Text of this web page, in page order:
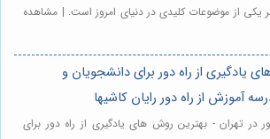
یکی از موضوعات کلیدی در دنیای امروز است. | مشاهده
یادگیری از راه دور برای دانشجویان و
آموزش از راه دور رایان کاشیها
در تهران - بهترین روش های یادگیری از راه دور برای